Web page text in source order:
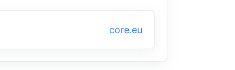
core.eu